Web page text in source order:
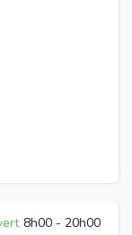
8h00 - 20h00